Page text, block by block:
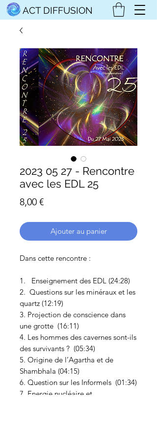
ACT DIFFUSION
2023 05 27 - Rencontre
avec les EDL 25
8,00 €Prix
Ajouter au panier
Dans cette rencontre :
1. Enseignement des EDL (24:28)
2. Questions sur les minéraux et les
quartz (12:19)
3. Projection de conscience dans
une grotte (16:11)
4. Les hommes des cavernes sont-ils
des survivants ? (05:34)
5. Origine de l’Agartha et de
Shambhala (04:15)
6. Question sur les Informels (01:34)
7. Energie nucléaire et